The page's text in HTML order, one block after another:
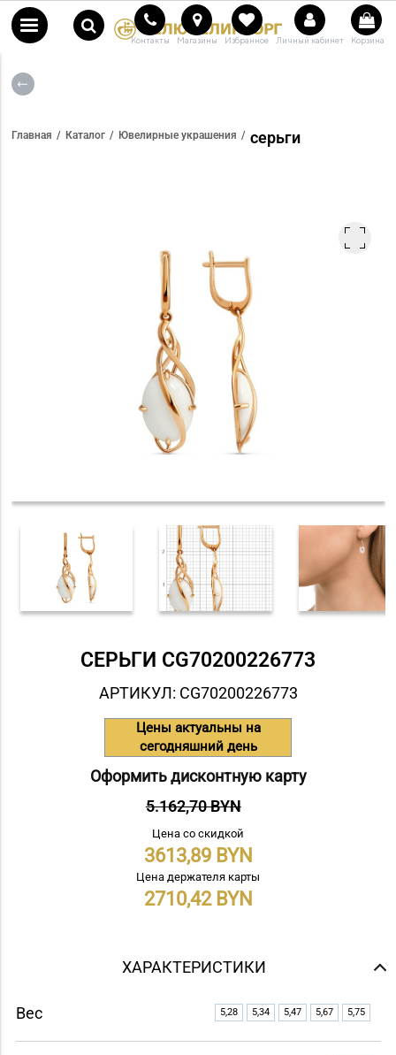
Контакты Магазины Избранное Личный кабинет Корзина
Главная Каталог Ювелирные украшения серьги
СЕРЬГИ СG70200226773
АРТИКУЛ: СG70200226773
Цены актуальны на
сегодняшний день
Оформить дисконтную карту
5.162,70 BYN
Цена со скидкой
3613,89
Цена держателя карты
2710,42
ХАРАКТЕРИСТИКИ
Вес 5,28 5,34 5,47 5,67 5,75